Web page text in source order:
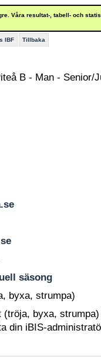
Våra resultat-, tabell- och
IBF Tillbaka
B - Man - Senior/
säsong
byxa, strumpa)
(tröja, byxa, strumpa)
din iBIS-